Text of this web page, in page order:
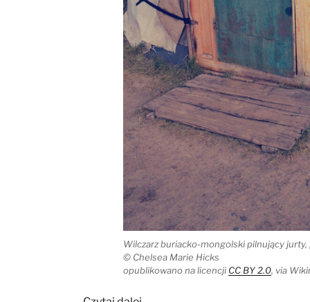
Wilczarz buriacko-mongolski pilnujący jurty,
© Chelsea Marie Hicks
opublikowano na licencji CC BY 2.0, via